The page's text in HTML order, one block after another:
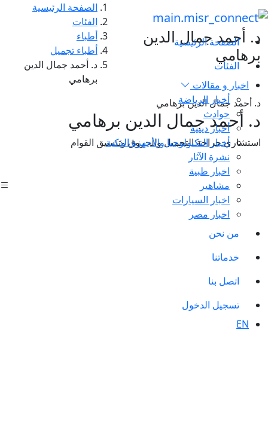
الصفحة الرئيسية
الفئات
اخبار و مقالات
أخبار الرياضة
حوادث
أخبار دينية
أخبار التكنولوجيا والأجهزة الذكية
نشرة الآثار
اخبار طبية
مشاهير
اخبار السيارات
اخبار مصر
من نحن
خدماتنا
اتصل بنا
تسجيل الدخول
EN
د. أحمد جمال الدين
برهامي
الصفحة الرئيسية
الفئات
أطباء
أطباء تجميل
د. أحمد جمال الدين
برهامي
د. أحمد جمال الدين برهامي
د. أحمد جمال الدين برهامي
استشاري جراحة التجميل والحروق وتنسيق القوام